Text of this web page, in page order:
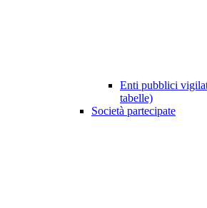
Enti pubblici
tabelle)
Società partecipate